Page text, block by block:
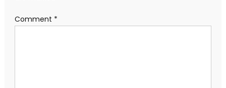
Comment *